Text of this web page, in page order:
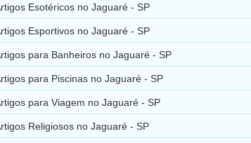
Esotéricos no Jaguaré - SP
Esportivos no Jaguaré - SP
para Banheiros no Jaguaré - SP
para Piscinas no Jaguaré - SP
para Viagem no Jaguaré - SP
Religiosos no Jaguaré - SP